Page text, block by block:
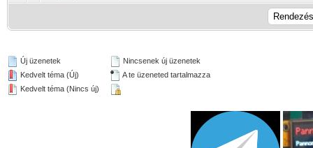
Új üzenetek
Kedvelt téma (Új)
Kedvelt téma (Nincs új)
Nincsenek új üzenetek
A te üzeneted tartalmazza